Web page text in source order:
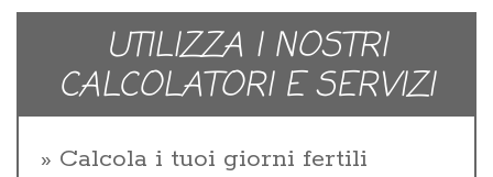
UTILIZZA I NOSTRI
CALCOLATORI E SERVIZI
Calcola i tuoi giorni fertili